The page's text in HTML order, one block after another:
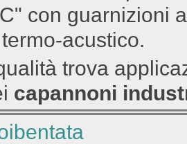
con guarnizioni
acustico.
trova
capannoni